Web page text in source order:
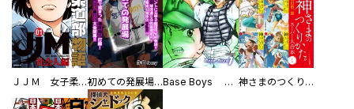
ＪＪＭ 女子柔道部物語 社会人編 初めての発展場 【白抜き修正版】 Base Boys 新装版 神さまのつくりかた。スーパー大合本